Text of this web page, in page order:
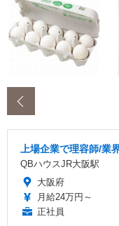
上場企業で理容師/業
QBハウスJR大阪駅
大阪府
月給24万円～
正社員